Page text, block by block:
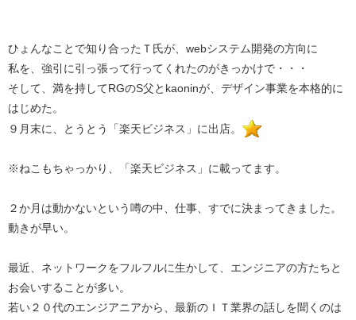
ひょんなことで知り合ったＴ氏が、webシステム開発の方向に
私を、強引に引っ張って行ってくれたのがきっかけで・・・
そして、満を持してRGのS父とkaoninが、デザイン事業を本格的に
はじめた。
９月末に、とうとう「楽天ビジネス」に出店。
※ねこもちゃっかり、「楽天ビジネス」に載ってます。
２か月は動かないという噂の中、仕事、すでに決まってきました。
動きが早い。
最近、ネットワークをフルフルに生かして、エンジニアの方たちと
お会いすることが多い。
若い２０代のエンジアニアから、最新のＩＴ業界の話しを聞くのは